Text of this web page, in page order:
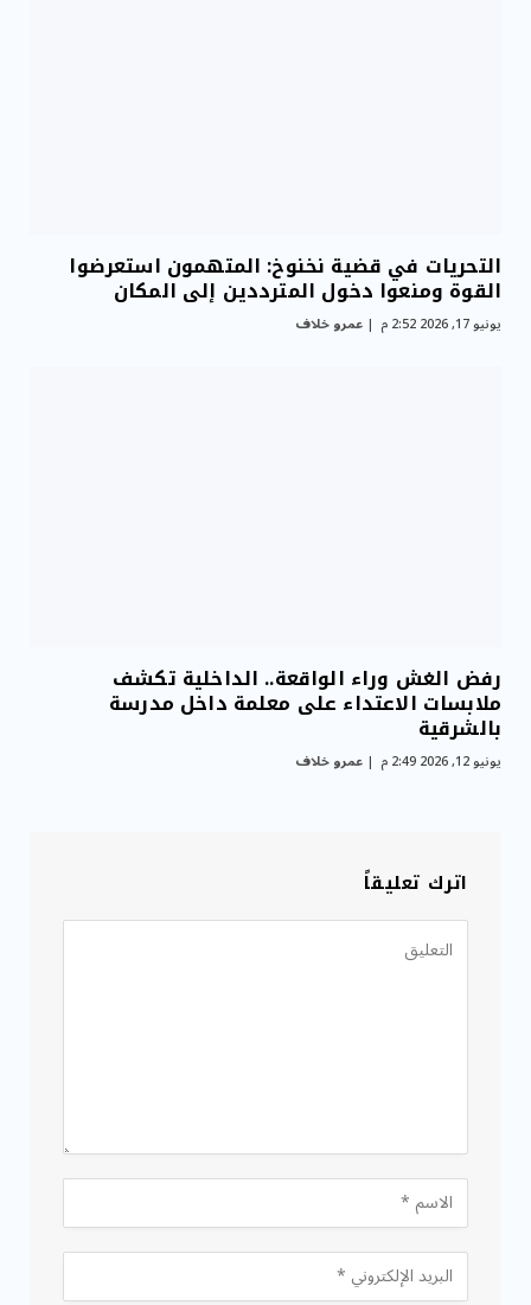
التحريات في قضية نخنوخ: المتهمون استعرضوا
القوة ومنعوا دخول المترددين إلى المكان
يونيو 17, 2026 2:52 م عمرو خلاف
رفض الغش وراء الواقعة.. الداخلية تكشف
ملابسات الاعتداء على معلمة داخل مدرسة
بالشرقية
يونيو 12, 2026 2:49 م عمرو خلاف
اترك تعليقاً